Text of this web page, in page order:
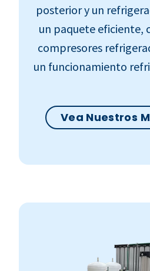
posterior y un
un paquete eficiente,
compresores
un funcionamiento
Vea Nuestros